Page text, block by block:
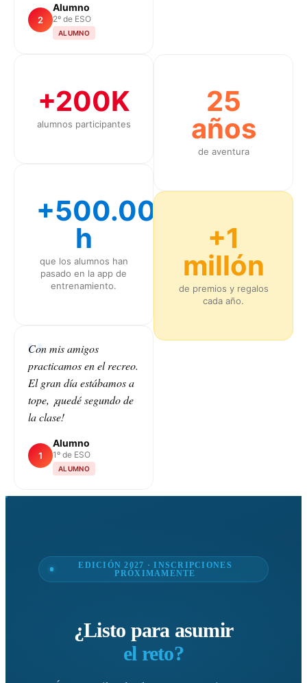
2
Alumno
2º de ESO
ALUMNO
+200K
alumnos participantes
+500.000
h
que los alumnos han
pasado en la app de
entrenamiento.
Con mis amigos
practicamos en el recreo.
El gran día estábamos a
tope, ¡quedé segundo de
la clase!
1
Alumno
1º de ESO
ALUMNO
25
años
de aventura
+1
millón
de premios y regalos
cada año.
EDICIÓN 2027 · INSCRIPCIONES
PRÓXIMAMENTE
¿Listo para asumir
el reto?